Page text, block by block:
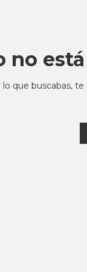
no
que buscabas,